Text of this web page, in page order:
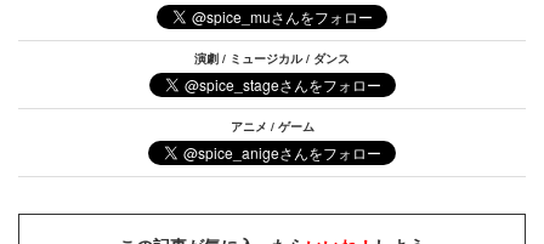
演劇 / ミュージカル / ダンス
アニメ / ゲーム